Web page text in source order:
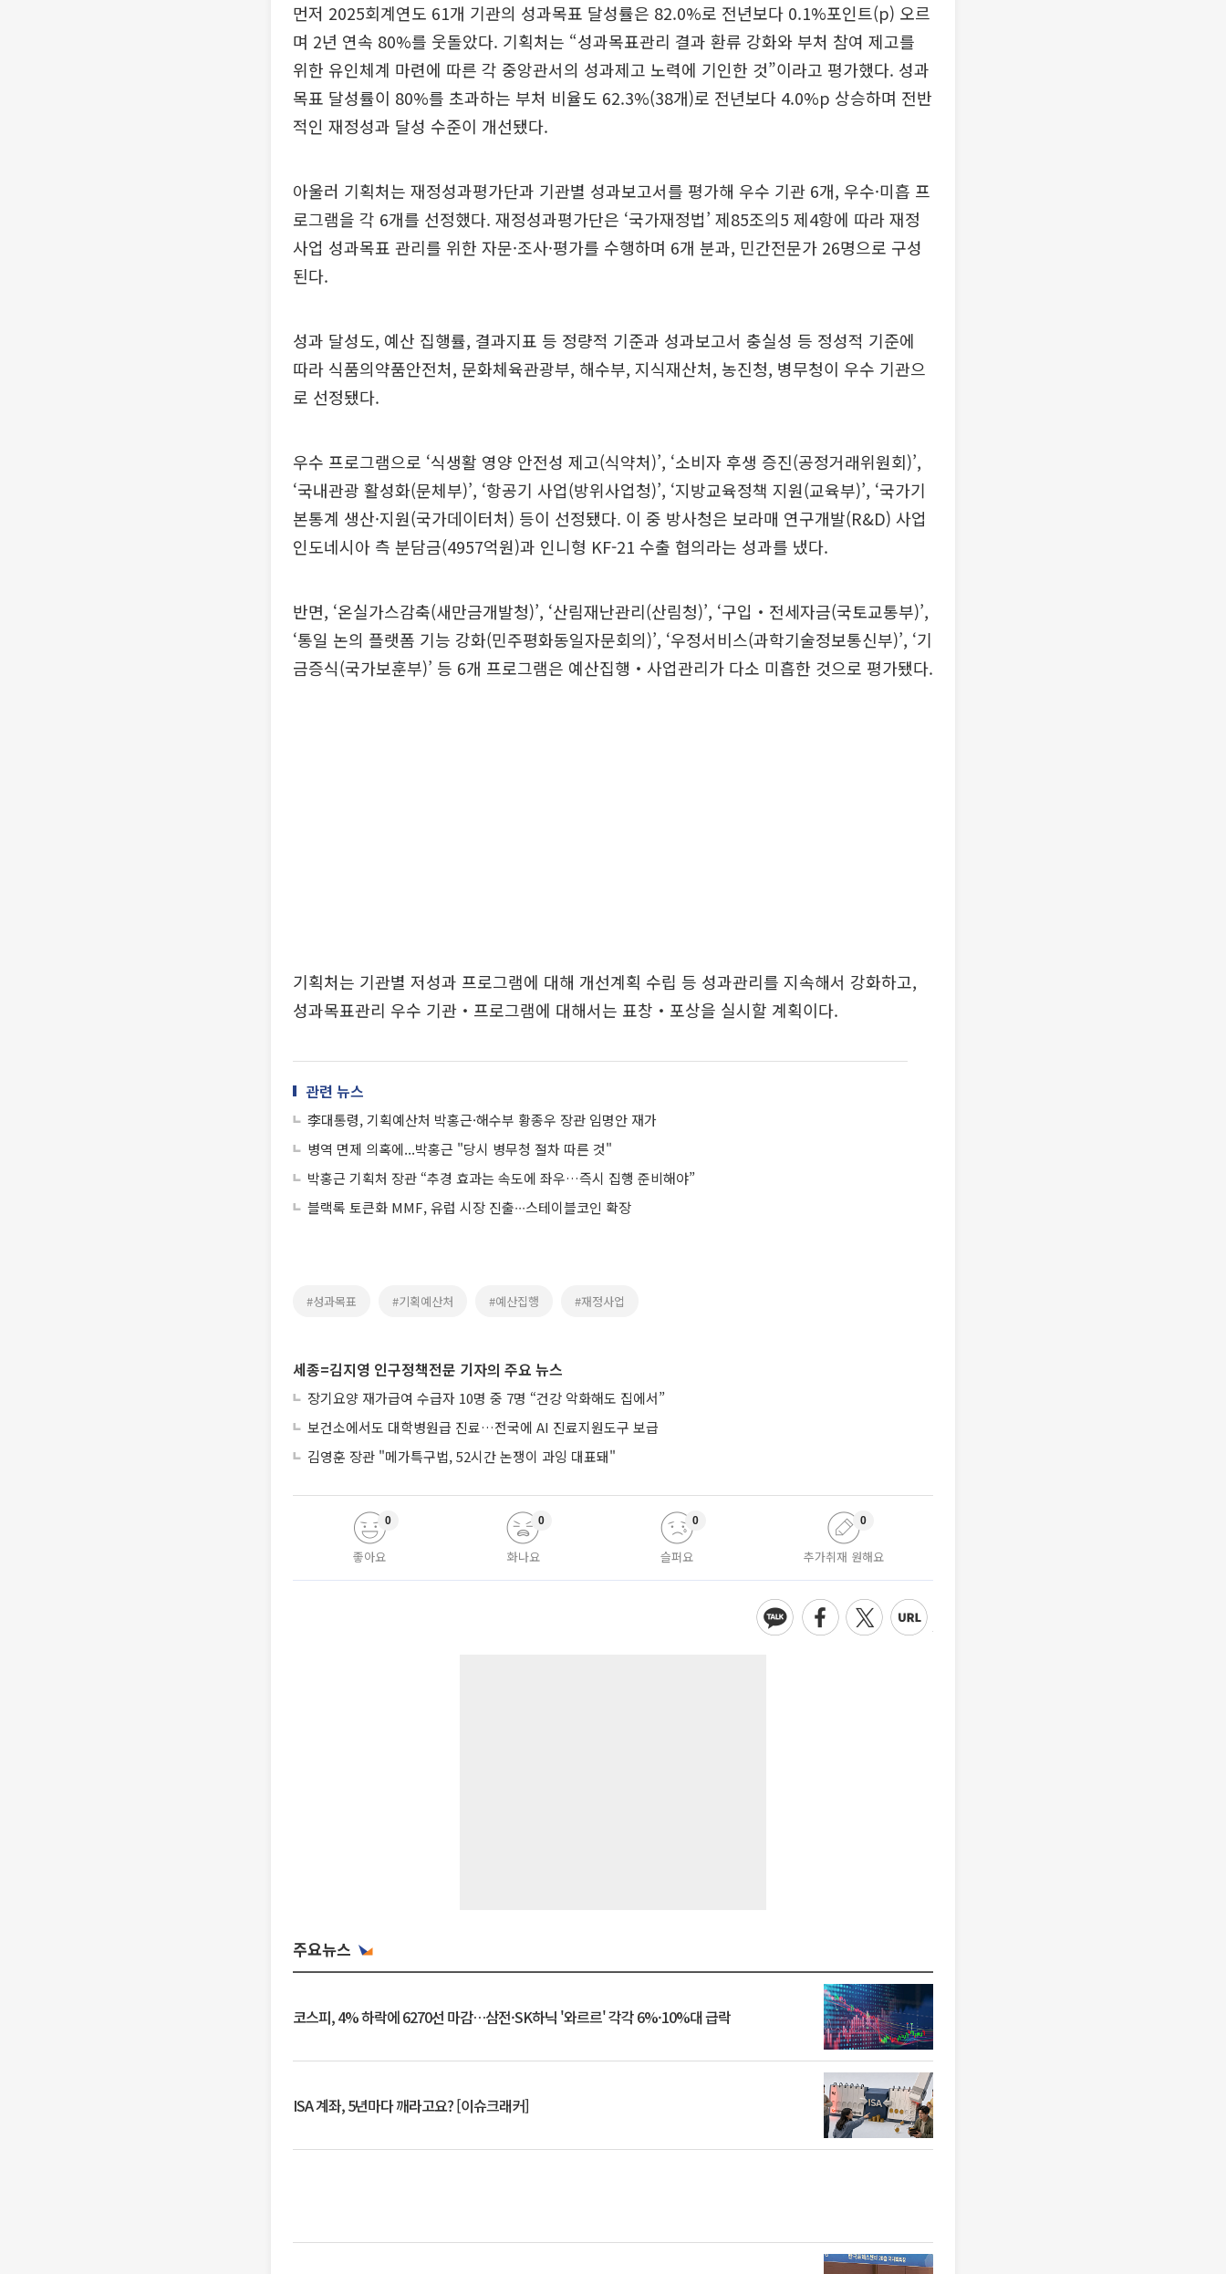
먼저 2025회계연도 61개 기관의 성과목표 달성률은 82.0%로 전년보다 0.1%포인트(p) 오르
며 2년 연속 80%를 웃돌았다. 기획처는 “성과목표관리 결과 환류 강화와 부처 참여 제고를
위한 유인체계 마련에 따른 각 중앙관서의 성과제고 노력에 기인한 것”이라고 평가했다. 성과
목표 달성률이 80%를 초과하는 부처 비율도 62.3%(38개)로 전년보다 4.0%p 상승하며 전반
적인 재정성과 달성 수준이 개선됐다.
아울러 기획처는 재정성과평가단과 기관별 성과보고서를 평가해 우수 기관 6개, 우수·미흡 프
로그램을 각 6개를 선정했다. 재정성과평가단은 ‘국가재정법’ 제85조의5 제4항에 따라 재정
사업 성과목표 관리를 위한 자문·조사·평가를 수행하며 6개 분과, 민간전문가 26명으로 구성
된다.
성과 달성도, 예산 집행률, 결과지표 등 정량적 기준과 성과보고서 충실성 등 정성적 기준에
따라 식품의약품안전처, 문화체육관광부, 해수부, 지식재산처, 농진청, 병무청이 우수 기관으
로 선정됐다.
우수 프로그램으로 ‘식생활 영양 안전성 제고(식약처)’, ‘소비자 후생 증진(공정거래위원회)’,
‘국내관광 활성화(문체부)’, ‘항공기 사업(방위사업청)’, ‘지방교육정책 지원(교육부)’, ‘국가기
본통계 생산·지원(국가데이터처) 등이 선정됐다. 이 중 방사청은 보라매 연구개발(R&D) 사업
인도네시아 측 분담금(4957억원)과 인니형 KF-21 수출 협의라는 성과를 냈다.
반면, ‘온실가스감축(새만금개발청)’, ‘산림재난관리(산림청)’, ‘구입‧전세자금(국토교통부)’,
‘통일 논의 플랫폼 기능 강화(민주평화동일자문회의)’, ‘우정서비스(과학기술정보통신부)’, ‘기
금증식(국가보훈부)’ 등 6개 프로그램은 예산집행‧사업관리가 다소 미흡한 것으로 평가됐다.
기획처는 기관별 저성과 프로그램에 대해 개선계획 수립 등 성과관리를 지속해서 강화하고,
성과목표관리 우수 기관‧프로그램에 대해서는 표창‧포상을 실시할 계획이다.
관련 뉴스
李대통령, 기획예산처 박홍근·해수부 황종우 장관 임명안 재가
병역 면제 의혹에...박홍근 "당시 병무청 절차 따른 것"
박홍근 기획처 장관 “추경 효과는 속도에 좌우…즉시 집행 준비해야”
블랙록 토큰화 MMF, 유럽 시장 진출∙∙∙스테이블코인 확장
#성과목표 #기획예산처 #예산집행 #재정사업
세종=김지영 인구정책전문 기자의 주요 뉴스
장기요양 재가급여 수급자 10명 중 7명 “건강 악화해도 집에서”
보건소에서도 대학병원급 진료…전국에 AI 진료지원도구 보급
김영훈 장관 "메가특구법, 52시간 논쟁이 과잉 대표돼"
좋아요
0
화나요
0
슬퍼요
0
추가취재 원해요
0
주요뉴스
코스피, 4% 하락에 6270선 마감…삼전·SK하닉 '와르르' 각각 6%·10%대 급락
ISA 계좌, 5년마다 깨라고요? [이슈크래커]